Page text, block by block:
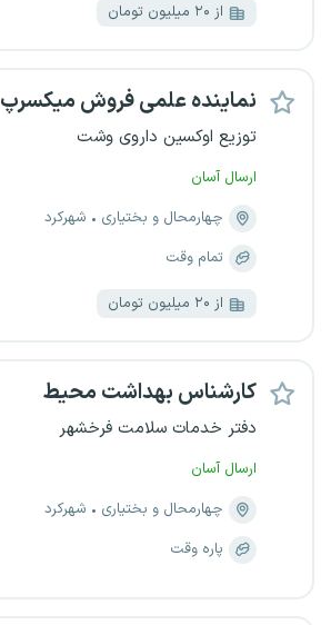
از ۲۰ میلیون تومان
نماینده علمی فروش میکسرپ
توزیع اوکسین داروی وشت
ارسال آسان
چهارمحال و بختیاری
شهرکرد
تمام وقت
از ۲۰ میلیون تومان
کارشناس بهداشت محیط
دفتر خدمات سلامت فرخشهر
ارسال آسان
چهارمحال و بختیاری
شهرکرد
پاره وقت